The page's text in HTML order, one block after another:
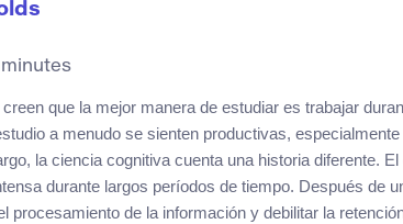
minutes
que la mejor manera de estudiar es trabajar
a menudo se sienten productivas,
la ciencia cognitiva cuenta una historia diferente.
durante largos períodos de tiempo. Después de
procesamiento de la información y debilitar la